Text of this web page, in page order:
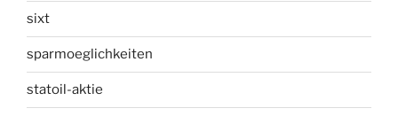
sixt
sparmoeglichkeiten
statoil-aktie